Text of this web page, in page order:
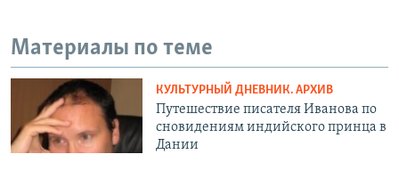
Материалы по теме
КУЛЬТУРНЫЙ ДНЕВНИК. АРХИВ
Путешествие писателя Иванова по
сновидениям индийского принца в
Дании